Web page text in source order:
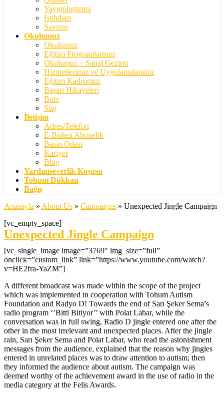
Yaygınlaştırma
İstihdam
Savunu
Okulumuz
Okulumuz
Eğitim Programlarımız
Okulumuz – Sanal Gezinti
Hizmetlerimiz ve Uygulamalarımız
Eğitim Kadromuz
Başarı Hikayeleri
Burs
Staj
İletişim
Adres/Telefon
E-Bülten Abonelik
Basın Odası
Kariyer
Blog
Yardımseverlik Koşusu
Tohum Dükkan
Bağış
Anasayfa » About Us » Campaigns » Unexpected Jingle Campaign
[vc_empty_space]
Unexpected Jingle Campaign
[vc_single_image image=”3769″ img_size=”full”
onclick=”custom_link” link=”https://www.youtube.com/watch?
v=HE2fra-YaZM”]
A different broadcast was made within the scope of the project
which was implemented in cooperation with Tohum Autism
Foundation and Radyo D! Towards the end of Sarı Şeker Sema’s
radio program ‘’Bitti Bitiyor’’ with Polat Labar, while the
conversation was in full swing, Radio D jingle entered one after the
other in the most irrelevant and unexpected places. After the jingle
rain, Sarı Şeker Sema and Polat Labar, who read the astonishment
messages from the audience, explained that the reason why jingles
entered in unrelated places was to draw attention to autism; then
they informed the audience about autism. The campaign was
deemed worthy of the achievement award in the use of radio in the
media category at the Felis Awards.